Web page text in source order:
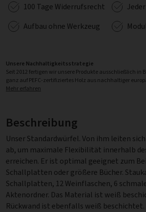
100 Tage Widerrufsrecht
Aufbau ohne Werkzeug
Unsere Nachhaltigkeitsstrategie
Seit 2012 fertigen wir unsere Produkte ausschließlich in
ganz auf PEFC-zertifiziertes Holz aus nachhaltiger
Mehr erfahren
Beschreibung
Unser Standardwürfel. Von ihm leiten
ab, um maximale Flexibilität innerhalb
erreichen. Er ist optimal geeignet zum
Schallplatten oder größere Bücher.
Schallplatten, 12 Weinflaschen, 6
Aktenordner. Das Material ist weiß
Rückwand ist ebenfalls weiß beschichtet.